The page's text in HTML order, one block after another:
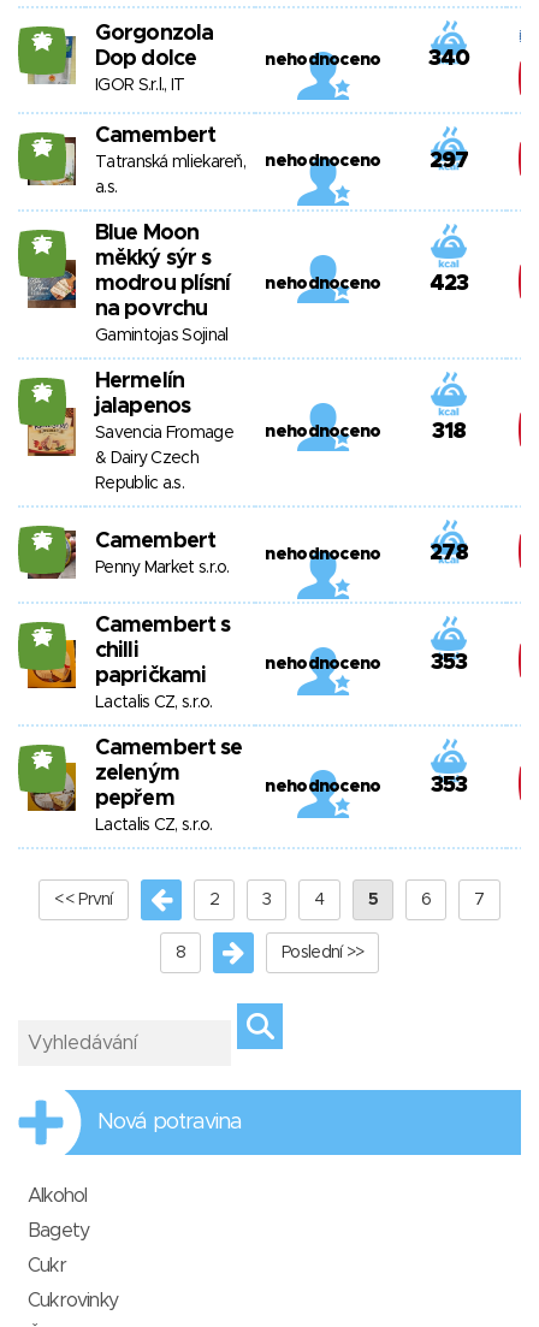
26
Gorgonzola
Dop dolce
IGOR S.r.l., IT
nehodnoceno 340
25 Camembert
Tatranská mliekareň,
a.s.
nehodnoceno 297
25
Blue Moon
měkký sýr s
modrou plísní
na povrchu
Gamintojas Sojinal
nehodnoceno 423
26
Hermelín
jalapenos
Savencia Fromage
& Dairy Czech
Republic a.s.
nehodnoceno 318
25 Camembert
Penny Market s.r.o.
nehodnoceno 278
25
Camembert s
chilli
papričkami
Lactalis CZ, s.r.o.
nehodnoceno 353
25
Camembert se
zeleným
pepřem
Lactalis CZ, s.r.o.
nehodnoceno 353
<< První 2 3 4 5 6 7
8 Poslední >>
Nová potravina
Alkohol
Bagety
Cukr
Cukrovinky